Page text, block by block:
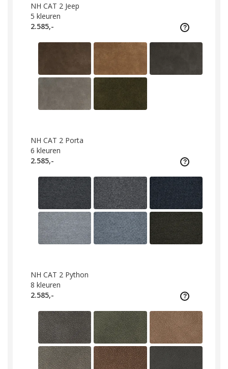
NH CAT 2 Jeep
5 kleuren
2.585,-
NH CAT 2 Porta
6 kleuren
2.585,-
NH CAT 2 Python
8 kleuren
2.585,-